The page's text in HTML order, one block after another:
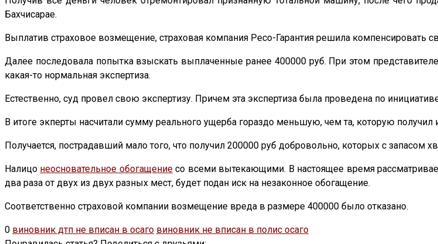
Бахчисарае.
Выплатив страховое возмещение, страховая компания Ресо-Гарантия решила
Далее последовала попытка взыскать выплаченные ранее 400000 руб. При этом
какая-то нормальная экспертиза.
Естественно, суд провел свою экспертизу. Причем эта экспертиза была проведена по
В итоге экперты насчитали сумму реального ущерба гораздо меньшую, чем та, которую
Получается, пострадавший мало того, что получил 200000 руб добровольно, которых с запасом
Налицо неосновательное обогащениесо всеми вытекающими. В настоящее время
два раза от двух из двух разных мест, будет подан иск на незаконное обогащение.
Соответственно страховой компании возмещение вреда в размере 400000 было отказано.
0 виновник дтп не вписан в осаго виновник не вписан в полис осаго